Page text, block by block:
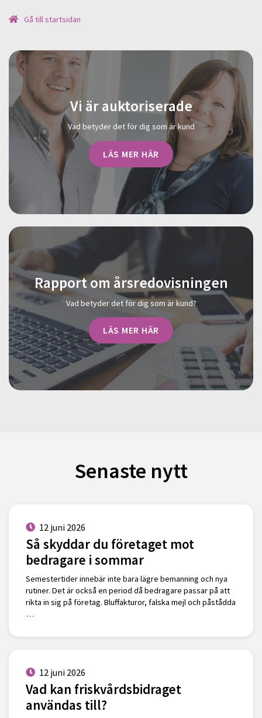
Gå till startsidan
Vi är auktoriserade
Vad betyder det för dig som är kund
LÄS MER HÄR
Rapport om årsredovisningen
Vad betyder det för dig som är kund?
LÄS MER HÄR
Senaste nytt
12 juni 2026
Så skyddar du företaget mot
bedragare i sommar
Semestertider innebär inte bara lägre bemanning och nya
rutiner. Det är också en period då bedragare passar på att
rikta in sig på företag. Bluffakturor, falska mejl och påstådda
…
12 juni 2026
Vad kan friskvårdsbidraget
användas till?